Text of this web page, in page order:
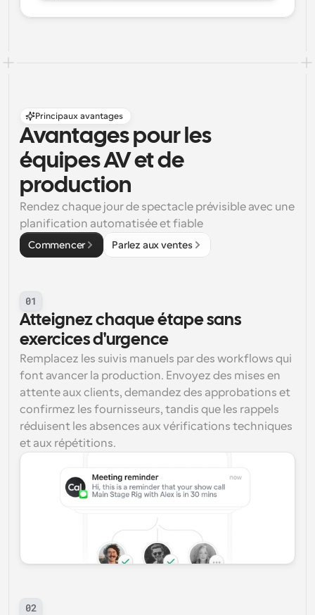
Principaux avantages
Avantages pour les
équipes AV et de
production
Rendez chaque jour de spectacle prévisible avec une
planification automatisée et fiable
Commencer Parlez aux ventes
01
Atteignez chaque étape sans
exercices d'urgence
Remplacez les suivis manuels par des workflows qui
font avancer la production. Envoyez des mises en
attente aux clients, demandez des approbations et
confirmez les fournisseurs, tandis que les rappels
réduisent les absences aux vérifications techniques
et aux répétitions.
02